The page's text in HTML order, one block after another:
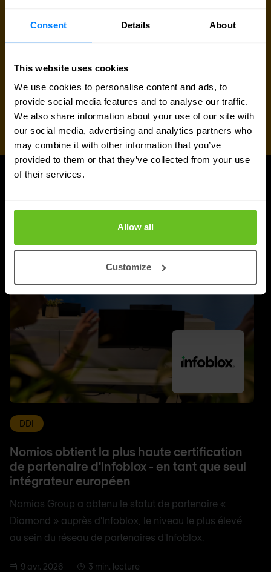
Consent Details About
This website uses cookies
We use cookies to personalise content and ads, to
provide social media features and to analyse our traffic.
We also share information about your use of our site with
our social media, advertising and analytics partners who
may combine it with other information that you’ve
provided to them or that they’ve collected from your use
of their services.
Allow all
Customize
Plus de nouveautés
DDI
Nomios obtient la plus haute certification
de partenaire d'Infoblox - en tant que seul
intégrateur européen
Nomios Group a obtenu le statut de partenaire «
Diamond » auprès d'Infoblox, le niveau le plus élevé
au sein du réseau de partenaires d'Infoblox.
9 avr. 2026 3 min. lecture